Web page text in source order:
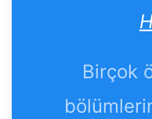
Birçok